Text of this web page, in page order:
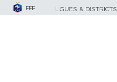
FFF LIGUES & DISTRICTS